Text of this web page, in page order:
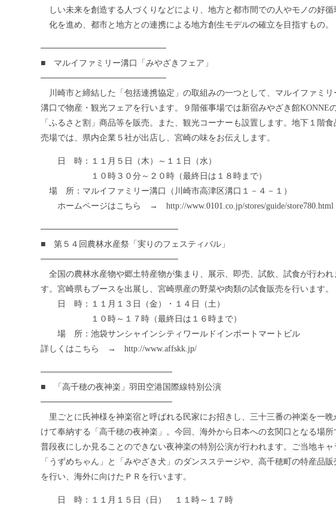
しい未来を創造する人づくりなどにより、地方と都市間での人やモノの好循
化を進め、都市と地方との連携による地方創生モデルの確立を目指すもの。
─────────────────────
■ マルイファミリー溝口「みやざきフェア」
─────────────────────
川崎市と締結した「包括連携協定」の取組みの一つとして、マルイファミリ
溝口で物産・観光フェアを行います。９階催事場では新宿みやざき館KONNE
「ふるさと割」商品等を販売。また、観光コーナーも設置します。地下１階食
売場では、県内企業５社が出店し、宮崎の味をお伝えします。
日 時：１１月５日（木）～１１日（水）
１０時３０分～２０時（最終日は１８時まで）
場 所：マルイファミリー溝口（川崎市高津区溝口１－４－１）
ホームページはこちら → http://www.0101.co.jp/stores/guide/store780.html
───────────────────────
■ 第５４回農林水産祭「実りのフェスティバル」
───────────────────────
全国の農林水産物や郷土特産物が集まり、展示、即売、試飲、試食が行われ
す。宮崎県もブースを出展し、宮崎県産の野菜や肉類の試食販売を行います。
日 時：１１月１３日（金）・１４日（土）
１０時～１７時（最終日は１６時まで）
場 所：池袋サンシャインシティワールドインポートマートビル
詳しくはこちら → http://www.affskk.jp/
──────────────────────
■ 「高千穂の夜神楽」羽田空港国際線特別公演
──────────────────────
里ごとに氏神様を神楽宿と呼ばれる民家にお招きし、三十三番の神楽を一晩
けて奉納する「高千穂の夜神楽」。今回、海外から日本への玄関口となる場所
普段夜にしか見ることのできない夜神楽の特別公演が行われます。ご当地キャ
「うずめちゃん」と「みやざき犬」のダンスステージや、高千穂町の特産品販
を行い、海外に向けたＰＲを行います。
日 時：１１月１５日（日） １１時～１７時